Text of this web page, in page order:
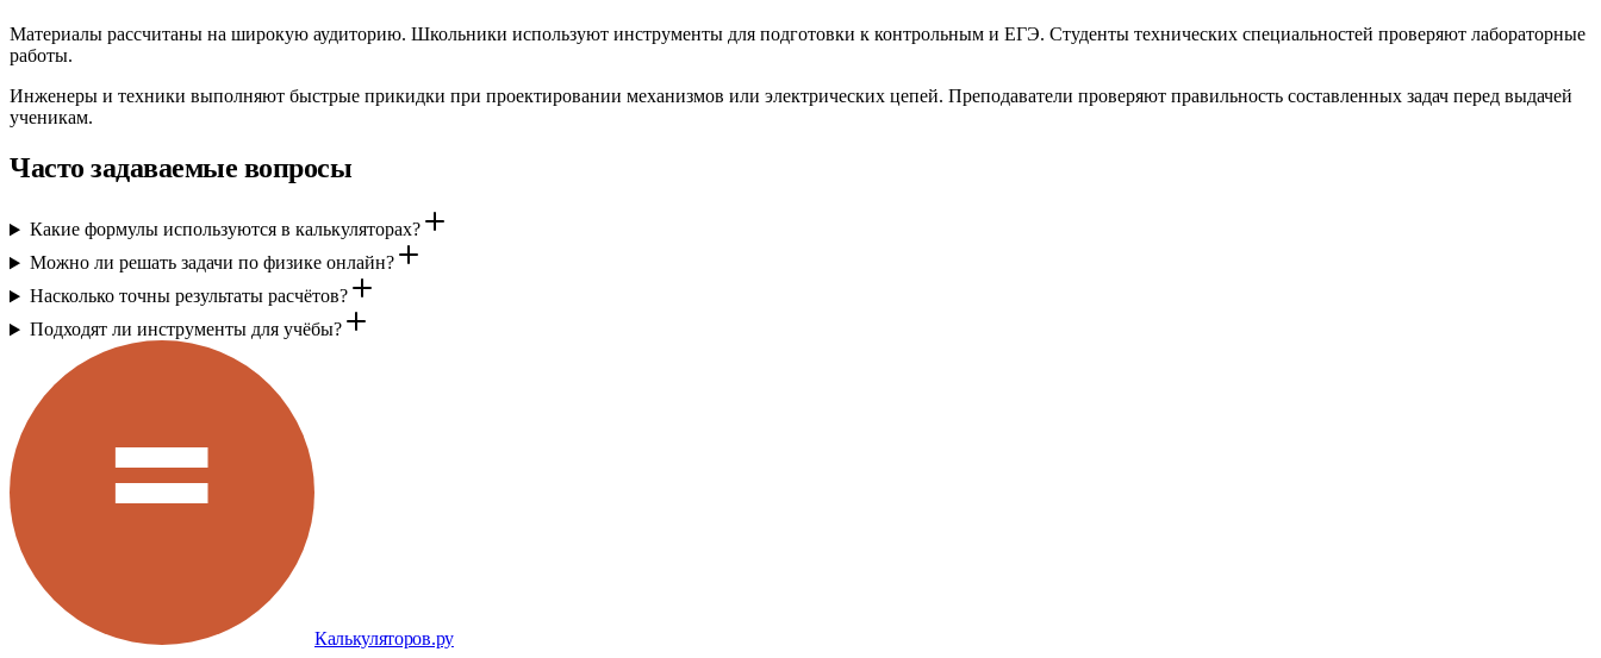
Материалы рассчитаны на широкую аудиторию. Школьники используют инструменты для подготовки к контрольным и ЕГЭ. Студенты технических специальностей проверяют лабораторные
работы.
Инженеры и техники выполняют быстрые прикидки при проектировании механизмов или электрических цепей. Преподаватели проверяют правильность составленных задач перед выдачей
ученикам.
Часто задаваемые вопросы
Какие формулы используются в калькуляторах?
Можно ли решать задачи по физике онлайн?
Насколько точны результаты расчётов?
Подходят ли инструменты для учёбы?
Калькуляторов.ру